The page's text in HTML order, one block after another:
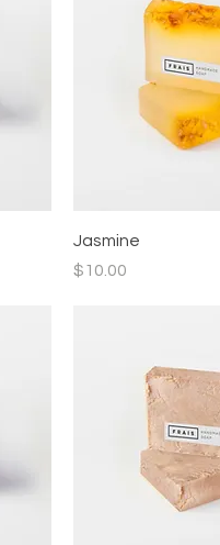
Jasmine
價格
$10.00